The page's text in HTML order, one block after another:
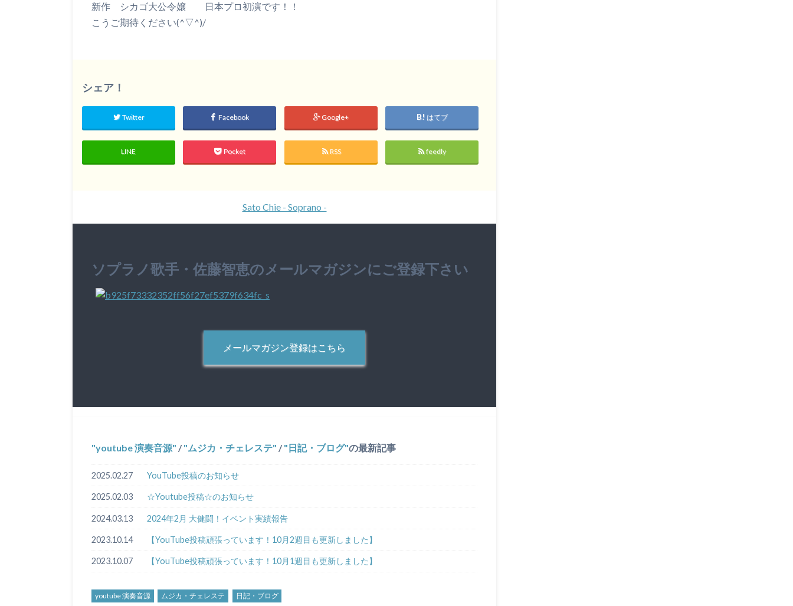
新作 シカゴ大公令嬢 日本プロ初演です！！
こうご期待ください(^▽^)/
シェア！
Twitter Facebook Google+ はてブ
LINE Pocket RSS feedly
Sato Chie - Soprano -
ソプラノ歌手・佐藤智恵のメールマガジンにご登録下さい
メールマガジン登録はこちら
youtube 演奏音源 / ムジカ・チェレステ / 日記・ブログ の最新記事
2025.02.27 YouTube投稿のお知らせ
2025.02.03 ☆Youtube投稿☆のお知らせ
2024.03.13 2024年2月 大健闘！イベント実績報告
2023.10.14 【YouTube投稿頑張っています！10月2週目も更新しました】
2023.10.07 【YouTube投稿頑張っています！10月1週目も更新しました】
youtube 演奏音源 ムジカ・チェレステ
日記・ブログ